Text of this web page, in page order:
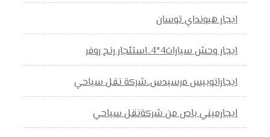
ايجار هيونداي توسان
ايجار وحش سيارات4*4..استئجار رنج روفر
ايجاراتوبيس مرسيدس..شركة نقل سياحي
ايجارميني باص من شركةنقل سياحي